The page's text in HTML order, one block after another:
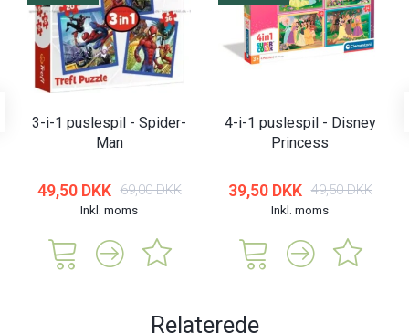
3-i-1 puslespil - Spider-
Man
49,50 DKK 69,00 DKK
Inkl. moms
4-i-1 puslespil - Disney
Princess
39,50 DKK 49,50 DKK
Inkl. moms
Relaterede